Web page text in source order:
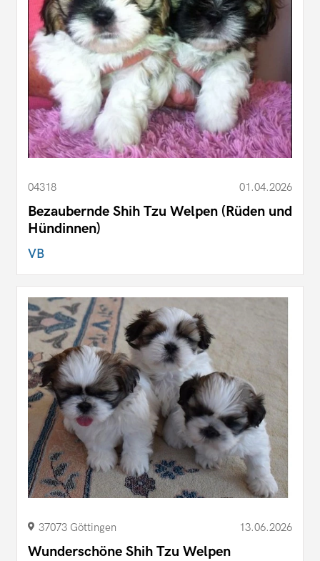
04318 01.04.2026
Bezaubernde Shih Tzu Welpen (Rüden und
Hündinnen)
VB
37073 Göttingen 13.06.2026
Wunderschöne Shih Tzu Welpen